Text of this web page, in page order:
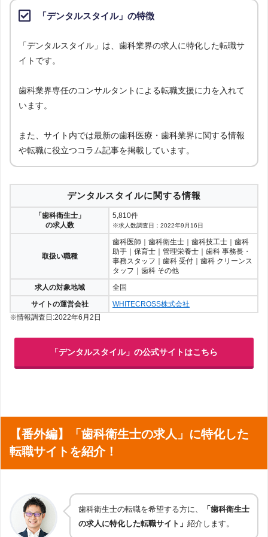
「デンタルスタイル」の特徴
「デンタルスタイル」は、歯科業界の求人に特化した転職サ
イトです。
歯科業界専任のコンサルタントによる転職支援に力を入れて
います。
また、サイト内では最新の歯科医療・歯科業界に関する情報
や転職に役立つコラム記事を掲載しています。
デンタルスタイルに関する情報
「歯科衛生士」
の求人数
5,810件
※求人数調査日：2022年9月16日
取扱い職種
歯科医師｜歯科衛生士｜歯科技工士｜歯科
助手｜保育士｜管理栄養士｜歯科 事務長・
事務スタッフ｜歯科 受付｜歯科 クリーンス
タッフ｜歯科 その他
求人の対象地域
全国
サイトの運営会社
WHITECROSS株式会社
※情報調査日:2022年6月2日
「デンタルスタイル」の公式サイトはこちら
【番外編】「歯科衛生士の求人」に特化した
転職サイトを紹介！
歯科衛生士の転職を希望する方に、
「歯科衛生士
の求人に特化した転職サイト」 紹介します。